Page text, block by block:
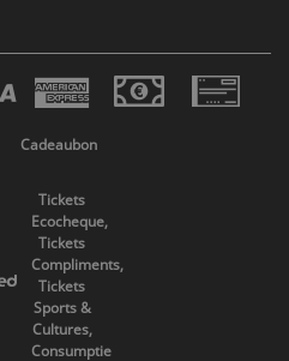
Cadeaubon
Tickets
Ecocheque,
Tickets
Compliments,
Tickets
Sports &
Cultures,
Consumptie